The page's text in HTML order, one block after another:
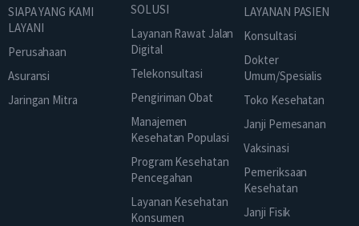
SIAPA YANG KAMI
LAYANI
Perusahaan
Asuransi
Jaringan Mitra
SOLUSI
Layanan Rawat Jalan
Digital
Telekonsultasi
Pengiriman Obat
Manajemen
Kesehatan Populasi
Program Kesehatan
Pencegahan
Layanan Kesehatan
Konsumen
LAYANAN PASIEN
Konsultasi
Dokter
Umum/Spesialis
Toko Kesehatan
Janji Pemesanan
Vaksinasi
Pemeriksaan
Kesehatan
Janji Fisik